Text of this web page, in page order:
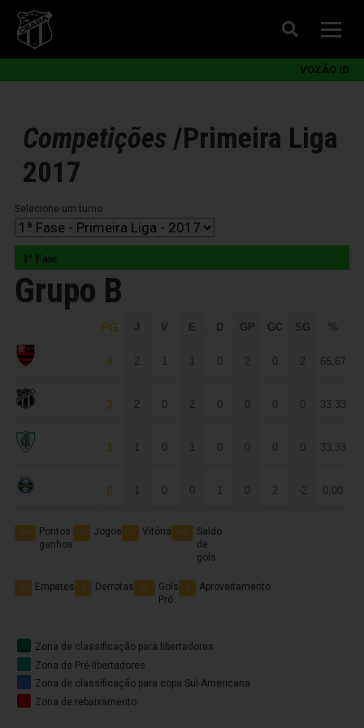
VOZÃO ID
Competições /Primeira Liga
2017
Selecione um turno
1ª Fase
Grupo B
PG J V E D GP GC SG %
4 2 1 1 0 2 0 2 66,67
2 2 0 2 0 0 0 0 33,33
1 1 0 1 0 0 0 0 33,33
0 1 0 0 1 0 2 -2 0,00
PG
Pontos
ganhos
J Jogos V Vitória SG
Saldo
de
gols
E Empates D Derrotas GP
Gols
Pró
P Aproveitamento
Zona de classificação para libertadores
Zona de Pré-libertadores
Zona de classificação para copa Sul-Americana
Zona de rebaixamento